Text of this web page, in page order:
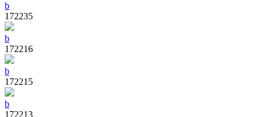
b
172235
b
172216
b
172215
b
172213